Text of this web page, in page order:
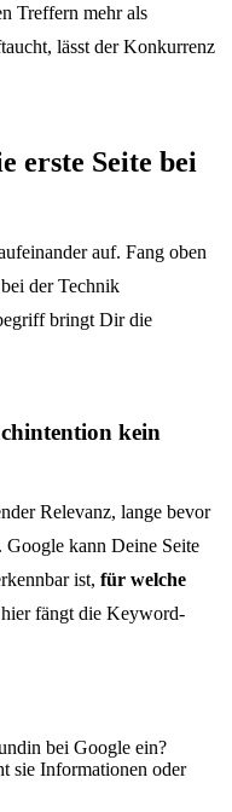
Treffern mehr als
lässt der Konkurrenz
erste Seite bei
auf. Fang oben
der Technik
bringt Dir die
kein
Relevanz, lange bevor
kann Deine Seite
ist, für welche
fängt die Keyword-
bei Google ein?
sie Informationen oder